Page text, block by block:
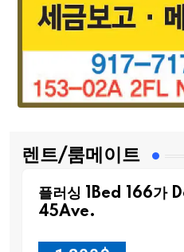
렌트/룸메이트
플러싱 1Bed 166가
45Ave.